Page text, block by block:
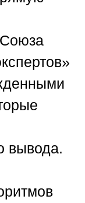
Союза
вывода.